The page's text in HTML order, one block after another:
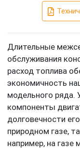
Длительные
обслуживания
расход топлива
экономичность
модельного ряда.
компоненты
долговечности
природном газе,
например, на газе